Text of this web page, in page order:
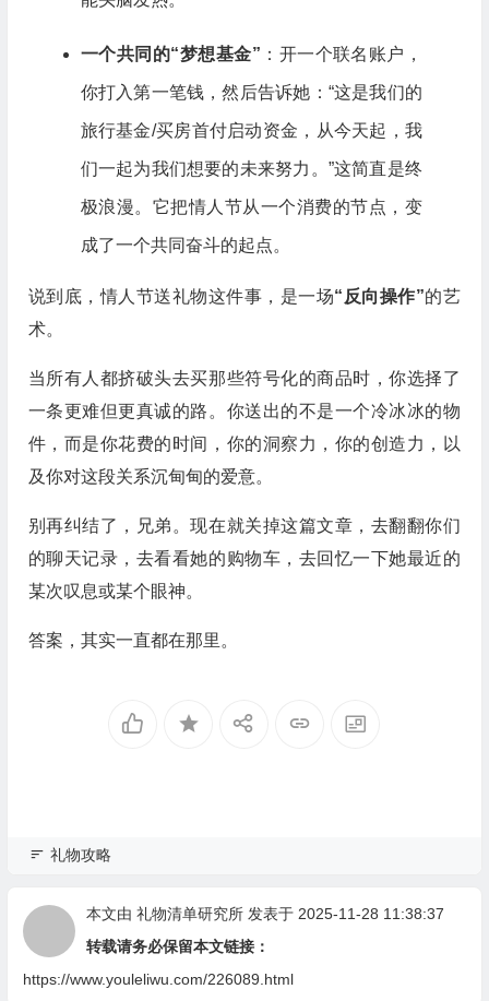
一个共同的“梦想基金” ：开一个联名账户，
你打入第一笔钱，然后告诉她：“这是我们的
旅行基金/买房首付启动资金，从今天起，我
们一起为我们想要的未来努力。”这简直是终
极浪漫。它把情人节从一个消费的节点，变
成了一个共同奋斗的起点。
说到底，情人节送礼物这件事，是一场“反向操作”的艺
术。
当所有人都挤破头去买那些符号化的商品时，你选择了
一条更难但更真诚的路。你送出的不是一个冷冰冰的物
件，而是你花费的时间，你的洞察力，你的创造力，以
及你对这段关系沉甸甸的爱意。
别再纠结了，兄弟。现在就关掉这篇文章，去翻翻你们
的聊天记录，去看看她的购物车，去回忆一下她最近的
某次叹息或某个眼神。
答案，其实一直都在那里。
礼物攻略
本文由 礼物清单研究所发表于 2025-11-28 11:38:37
转载请务必保留本文链接：
https://www.youleliwu.com/226089.html